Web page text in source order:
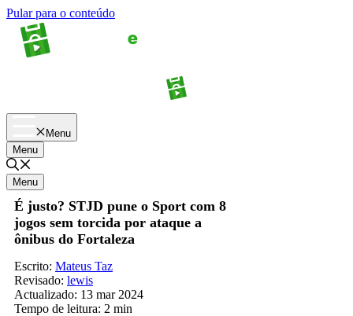
Pular para o conteúdo
Menu
Menu
Menu
É justo? STJD pune o Sport com 8
jogos sem torcida por ataque a
ônibus do Fortaleza
Escrito: Mateus Taz
Revisado: lewis
Actualizado: 13 mar 2024
Tempo de leitura: 2 min